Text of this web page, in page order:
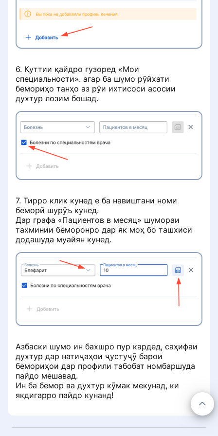
врачей
Бесплатный приём при условии
лечения
Работа с записями на услуги с
направлением
Чӣ тавр мо фикру мулоҳизаҳоро
тафтиш мекунем
чӣ гуна аст
Еддошт барои клиника ва духтур:
чӣ гуна ба бемор ҳангоми бозхонд
кӯмак кардан мумкин аст
клиника баррасии манфӣ пайдо
шавад
отзывы
Чати хусусӣ бо бемор
Дар сурати баста шудан е
мулоҳизаҳои беморон чӣ мешавад
Рейтинг ва рейтинг
Системаи рейтинги нуқтаҳои
клиникӣ
Системаи холҳои дараҷаи
табибон
Нуқтаҳои рейтинг барои сабти
онлайн
диагностике
ProDoctorov
Сабти онлайн ба духтур
мешавад
Рекламаи баннерӣ дар
сомонаи клиника
Пайваст кардани нархи
хизматрасонӣ дар ҳисоби шахсӣ
Худро барои пардохт ҳисоб кунед
Дохил кардани вуруд ба
машварати онлайн
FAQ
6. Қуттии қайдро гузоред «Мои
специальности». агар ба шумо рӯйхати
бемориҳо танҳо аз рӯи ихтисоси асосии
духтур лозим бошад.
7. Тирро клик кунед е ба навиштани номи
беморӣ шурӯъ кунед.
Дар графа «Пациентов в месяц» шумораи
тахминии беморонро дар як моҳ бо ташхиси
додашуда муайян кунед.
Азбаски шумо ин бахшро пур кардед, саҳифаи
духтур дар натиҷаҳои ҷустуҷӯ барои
бемориҳои дар профили табобат номбаршуда
пайдо мешавад.
Ин ба бемор ва духтур кӯмак мекунад, ки
якдигарро пайдо кунанд!